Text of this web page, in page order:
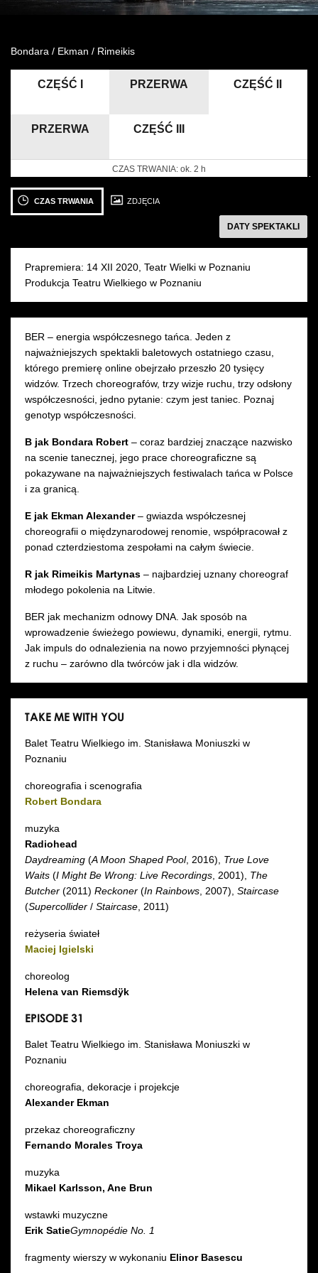
Wynajem rekwizytów
Fundusze unijne
Bondara / Ekman / Rimeikis
CZĘŚĆ I PRZERWA CZĘŚĆ II
PRZERWA CZĘŚĆ III
CZAS TRWANIA: ok. 2 h
zdjęcie: fot./photo
by
Zakrzewski
zdjęcie:
by
następny
20 LISTOPADA 2022
XIII DNI SZTUKI TAŃCA
następny
DATY SPEKTAKLI
CZAS TRWANIA ZDJĘCIA
Prapremiera: 14 XII 2020, Teatr Wielki w Poznaniu
Produkcja Teatru Wielkiego w Poznaniu
BER – energia współczesnego tańca. Jeden z
najważniejszych spektakli baletowych ostatniego czasu,
którego premierę online obejrzało przeszło 20 tysięcy
widzów. Trzech choreografów, trzy wizje ruchu, trzy odsłony
współczesności, jedno pytanie: czym jest taniec. Poznaj
genotyp współczesności.
B jak Bondara Robert – coraz bardziej znaczące nazwisko
na scenie tanecznej, jego prace choreograficzne są
pokazywane na najważniejszych festiwalach tańca w Polsce
i za granicą.
E jak Ekman Alexander– gwiazda współczesnej
choreografii o międzynarodowej renomie, współpracował z
ponad czterdziestoma zespołami na całym świecie.
R jak Rimeikis Martynas – najbardziej uznany choreograf
młodego pokolenia na Litwie.
BER jak mechanizm odnowy DNA. Jak sposób na
wprowadzenie świeżego powiewu, dynamiki, energii, rytmu.
Jak impuls do odnalezienia na nowo przyjemności płynącej
z ruchu – zarówno dla twórców jak i dla widzów.
TAKE ME WITH YOU
Balet Teatru Wielkiego im. Stanisława Moniuszki w
Poznaniu
choreografia i scenografia
Robert Bondara
muzyka
Radiohead
Daydreaming (A Moon Shaped Pool, 2016), True Love
Waits (I Might Be Wrong: Live Recordings, 2001), The
Butcher (2011) Reckoner (In Rainbows, 2007), Staircase
(Supercollider / Staircase, 2011)
reżyseria świateł
Maciej Igielski
choreolog
Helena van Riemsdÿk
EPISODE 31
Balet Teatru Wielkiego im. Stanisława Moniuszki w
Poznaniu
choreografia, dekoracje i projekcje
Alexander Ekman
przekaz choreograficzny
Fernando Morales Troya
muzyka
Mikael Karlsson, Ane Brun
wstawki muzyczne
Erik SatieGymnopédie No. 1
fragmenty wierszy w wykonaniu Elinor Basescu